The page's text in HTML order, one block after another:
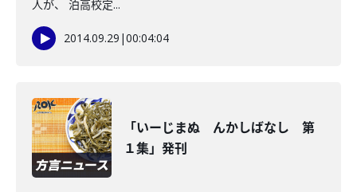
人が、 泊高校定...
2014.09.29 |00:04:04
「いーじまぬ んかしばなし 第
１集」発刊